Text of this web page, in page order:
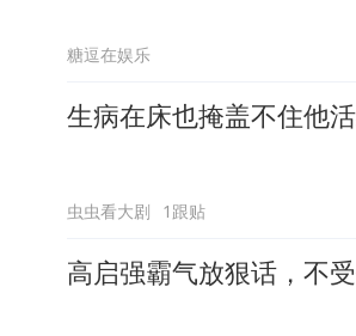
糖逗在娱乐
生病在床也掩盖不住他
虫虫看大剧 1跟贴
高启强霸气放狠话，不